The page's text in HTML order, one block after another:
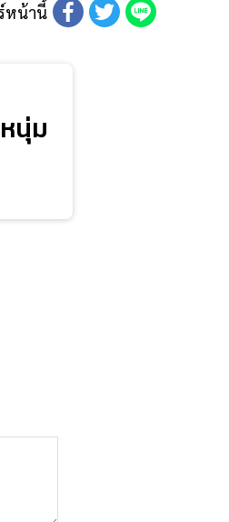
หน้านี้
นุ่ม